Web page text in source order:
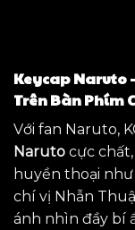
Keycap Naruto
Trên Bàn Phím
Với fan Naruto,
Naruto cực
huyền thoại như
chí vị Nhẫn
ánh nhìn đầy bí